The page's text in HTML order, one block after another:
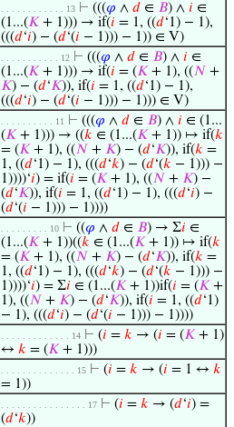
. . . . . . . . . . . . 13 ⊢ (((𝜑 ∧ 𝑑 ∈ 𝐵) ∧ 𝑖 ∈
(1...(𝐾 + 1))) → if(𝑖 = 1, ((𝑑‘1) − 1),
(((𝑑‘𝑖) − (𝑑‘(𝑖 − 1))) − 1)) ∈ V)
. . . . . . . . . . . 12 ⊢ (((𝜑 ∧ 𝑑 ∈ 𝐵) ∧ 𝑖 ∈
(1...(𝐾 + 1))) → if(𝑖 = (𝐾 + 1), ((𝑁 +
𝐾) − (𝑑‘𝐾)), if(𝑖 = 1, ((𝑑‘1) − 1),
(((𝑑‘𝑖) − (𝑑‘(𝑖 − 1))) − 1))) ∈ V)
. . . . . . . . . . 11 ⊢ (((𝜑 ∧ 𝑑 ∈ 𝐵) ∧ 𝑖 ∈ (1...
(𝐾 + 1))) → ((𝑘 ∈ (1...(𝐾 + 1)) ↦ if(𝑘
= (𝐾 + 1), ((𝑁 + 𝐾) − (𝑑‘𝐾)), if(𝑘 =
1, ((𝑑‘1) − 1), (((𝑑‘𝑘) − (𝑑‘(𝑘 − 1))) −
1))))‘𝑖) = if(𝑖 = (𝐾 + 1), ((𝑁 + 𝐾) −
(𝑑‘𝐾)), if(𝑖 = 1, ((𝑑‘1) − 1), (((𝑑‘𝑖) −
(𝑑‘(𝑖 − 1))) − 1))))
. . . . . . . . . 10 ⊢ ((𝜑 ∧ 𝑑 ∈ 𝐵) → Σ𝑖 ∈
(1...(𝐾 + 1))((𝑘 ∈ (1...(𝐾 + 1)) ↦ if(𝑘
= (𝐾 + 1), ((𝑁 + 𝐾) − (𝑑‘𝐾)), if(𝑘 =
1, ((𝑑‘1) − 1), (((𝑑‘𝑘) − (𝑑‘(𝑘 − 1))) −
1))))‘𝑖) = Σ𝑖 ∈ (1...(𝐾 + 1))if(𝑖 = (𝐾 +
1), ((𝑁 + 𝐾) − (𝑑‘𝐾)), if(𝑖 = 1, ((𝑑‘1)
− 1), (((𝑑‘𝑖) − (𝑑‘(𝑖 − 1))) − 1))))
. . . . . . . . . . . . . 14 ⊢ (𝑖 = 𝑘 → (𝑖 = (𝐾 + 1)
↔ 𝑘 = (𝐾 + 1)))
. . . . . . . . . . . . . . 15 ⊢ (𝑖 = 𝑘 → (𝑖 = 1 ↔ 𝑘
= 1))
. . . . . . . . . . . . . . . . 17 ⊢ (𝑖 = 𝑘 → (𝑑‘𝑖) =
(𝑑‘𝑘))